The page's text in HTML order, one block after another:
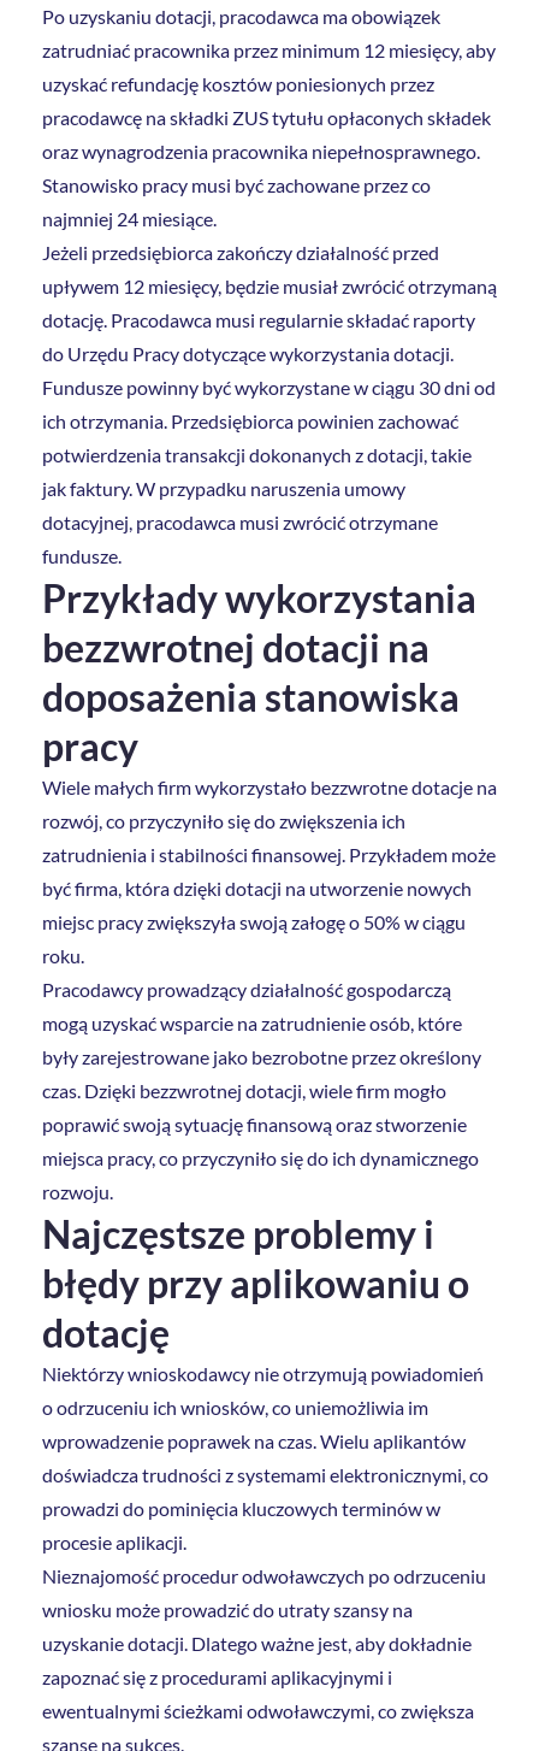
Po uzyskaniu dotacji, pracodawca ma obowiązek
zatrudniać pracownika przez minimum 12 miesięcy, aby
uzyskać refundację kosztów poniesionych przez
pracodawcę na składki ZUS tytułu opłaconych składek
oraz wynagrodzenia pracownika niepełnosprawnego.
Stanowisko pracy musi być zachowane przez co
najmniej 24 miesiące.
Jeżeli przedsiębiorca zakończy działalność przed
upływem 12 miesięcy, będzie musiał zwrócić otrzymaną
dotację. Pracodawca musi regularnie składać raporty
do Urzędu Pracy dotyczące wykorzystania dotacji.
Fundusze powinny być wykorzystane w ciągu 30 dni od
ich otrzymania. Przedsiębiorca powinien zachować
potwierdzenia transakcji dokonanych z dotacji, takie
jak faktury. W przypadku naruszenia umowy
dotacyjnej, pracodawca musi zwrócić otrzymane
fundusze.
Przykłady wykorzystania
bezzwrotnej dotacji na
doposażenia stanowiska
pracy
Wiele małych firm wykorzystało bezzwrotne dotacje na
rozwój, co przyczyniło się do zwiększenia ich
zatrudnienia i stabilności finansowej. Przykładem może
być firma, która dzięki dotacji na utworzenie nowych
miejsc pracy zwiększyła swoją załogę o 50% w ciągu
roku.
Pracodawcy prowadzący działalność gospodarczą
mogą uzyskać wsparcie na zatrudnienie osób, które
były zarejestrowane jako bezrobotne przez określony
czas. Dzięki bezzwrotnej dotacji, wiele firm mogło
poprawić swoją sytuację finansową oraz stworzenie
miejsca pracy, co przyczyniło się do ich dynamicznego
rozwoju.
Najczęstsze problemy i
błędy przy aplikowaniu o
dotację
Niektórzy wnioskodawcy nie otrzymują powiadomień
o odrzuceniu ich wniosków, co uniemożliwia im
wprowadzenie poprawek na czas. Wielu aplikantów
doświadcza trudności z systemami elektronicznymi, co
prowadzi do pominięcia kluczowych terminów w
procesie aplikacji.
Nieznajomość procedur odwoławczych po odrzuceniu
wniosku może prowadzić do utraty szansy na
uzyskanie dotacji. Dlatego ważne jest, aby dokładnie
zapoznać się z procedurami aplikacyjnymi i
ewentualnymi ścieżkami odwoławczymi, co zwiększa
szanse na sukces.